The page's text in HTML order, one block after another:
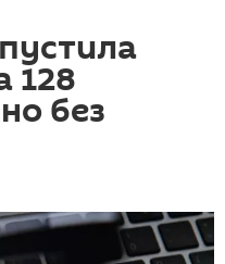
128
без